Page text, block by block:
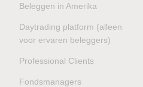
Beleggen in Amerika
Daytrading platform (alleen
voor ervaren beleggers)
Professional Clients
Fondsmanagers